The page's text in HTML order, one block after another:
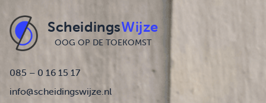
ScheidingsWijze
OOG OP DE TOEKOMST
085 – 0 16 15 17
info@scheidingswijze.nl